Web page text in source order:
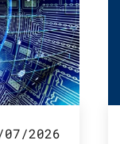
07/2026